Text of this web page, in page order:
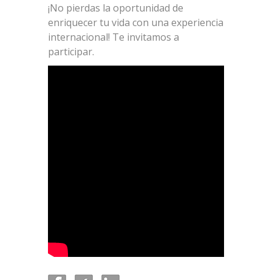
¡No pierdas la oportunidad de
enriquecer tu vida con una experiencia
internacional! Te invitamos a
participar.